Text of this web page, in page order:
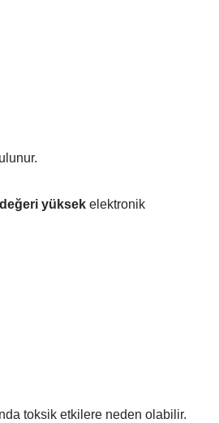
yüksek elektronik
toksik etkilere neden olabilir.